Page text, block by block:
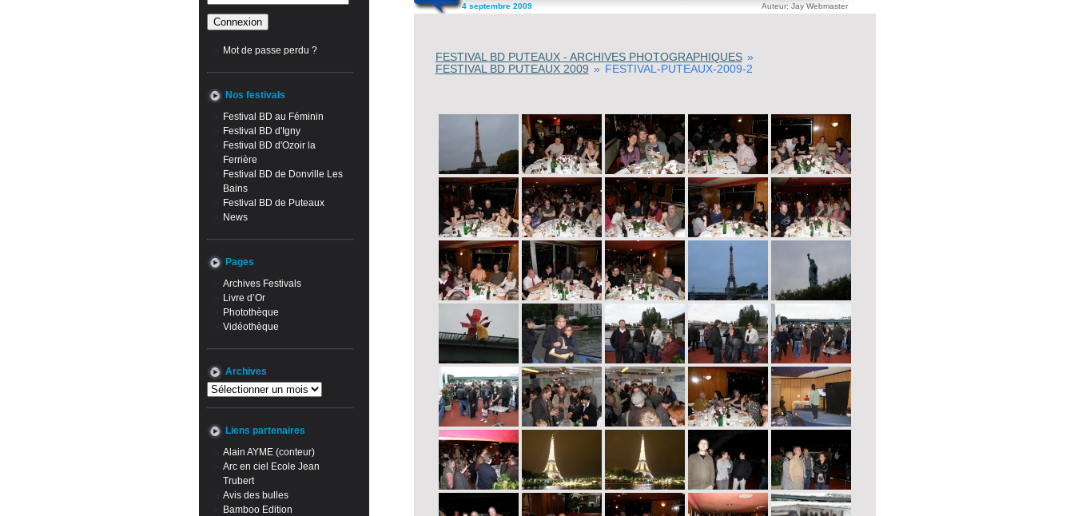
Mot de passe perdu ?
Nos festivals
Festival BD au Féminin
Festival BD d'Igny
Festival BD d'Ozoir la
Ferrière
Festival BD de Donville Les
Bains
Festival BD de Puteaux
News
Pages
Archives Festivals
Livre d’Or
Photothèque
Vidéothèque
Archives
Archives
Liens partenaires
Alain AYME (conteur)
Arc en ciel Ecole Jean
Trubert
Avis des bulles
Bamboo Edition
4 septembre 2009 Auteur: Jay Webmaster
FESTIVAL BD PUTEAUX - ARCHIVES PHOTOGRAPHIQUES »
FESTIVAL BD PUTEAUX 2009 » FESTIVAL-PUTEAUX-2009-2